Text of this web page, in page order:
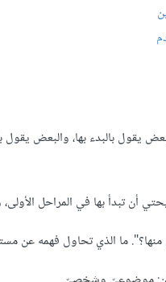
يقول بالبدء بها، والبعض
تبدأ بها في المراحل الأولى،
ما الذي تحاول فهمه عن